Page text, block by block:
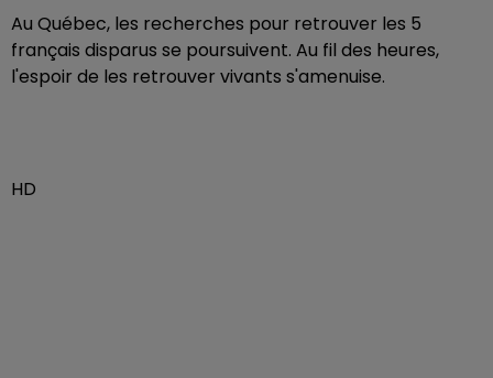
Au Québec, les recherches pour retrouver les 5
français disparus se poursuivent. Au fil des heures,
l'espoir de les retrouver vivants s'amenuise.
HD